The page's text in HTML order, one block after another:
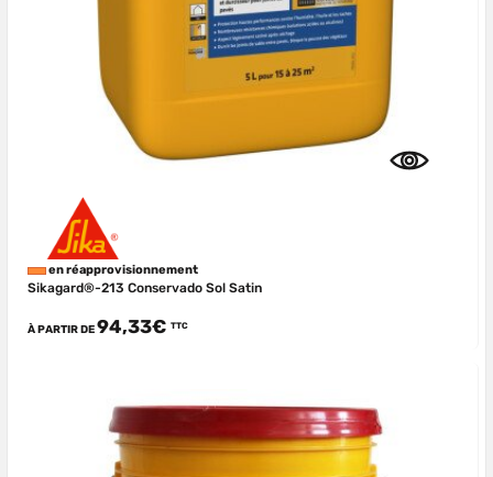
en réapprovisionnement
Sikagard®-213 Conservado Sol Satin
À PARTIR DE94,33€ TTC